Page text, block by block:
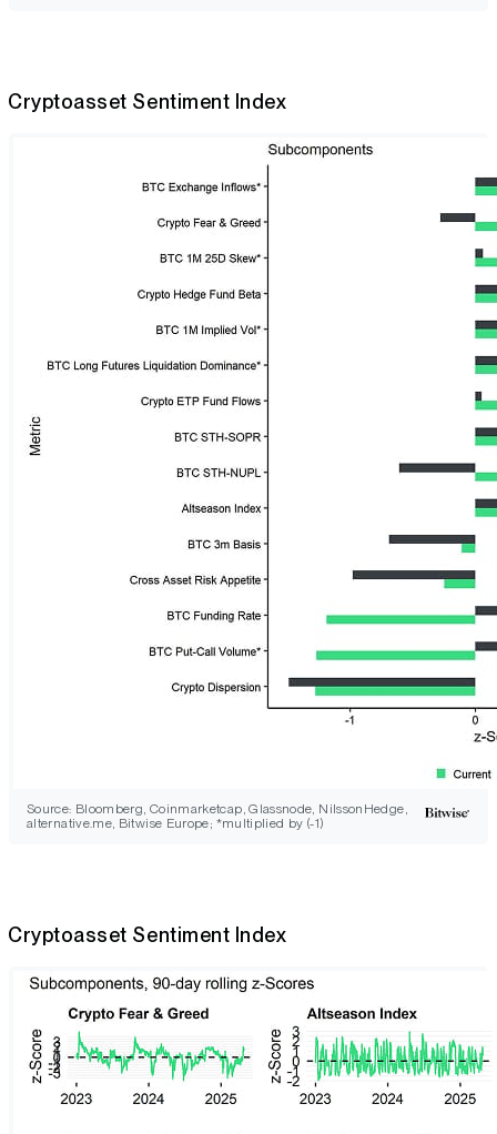
Cryptoasset Sentiment Index
Source: Bloomberg, Coinmarketcap, Glassnode, NilssonHedge,
alternative.me, Bitwise Europe; *multiplied by (-1)
Cryptoasset Sentiment Index